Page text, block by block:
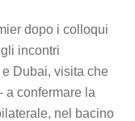
dopo i colloqui
incontri
Dubai, visita che
a confermare la
nel bacino